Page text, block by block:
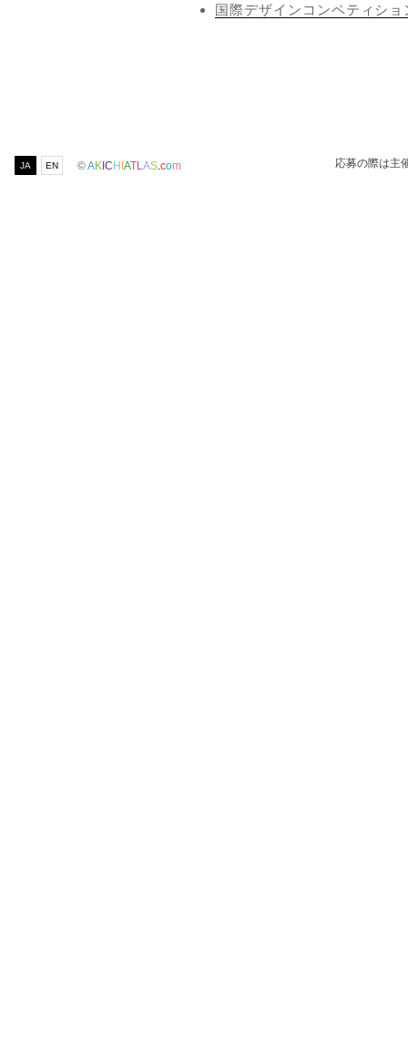
国際デザインコンペティシ
JA EN ©AKICHIATL AS com 応募の際は主